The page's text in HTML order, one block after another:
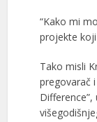
“Kako mi
projekte koji
Tako misli
pregovarač